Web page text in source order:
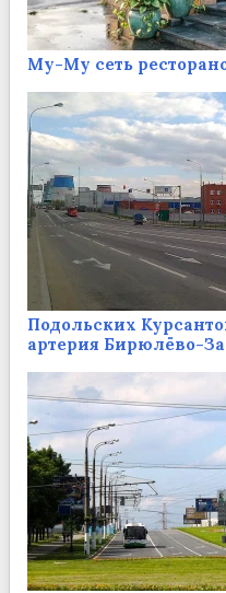
Му-Му сеть
Подольских
артерия Бирюлёво-